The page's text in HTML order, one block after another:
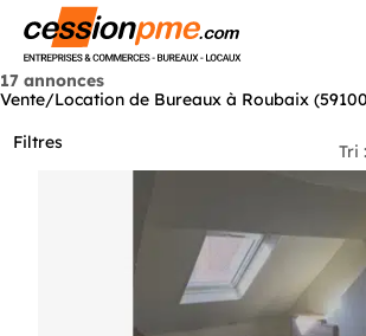
17 annonces
Vente/Location de Bureaux à Roubaix
Filtres Tri :